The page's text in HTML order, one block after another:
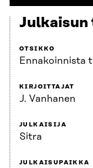
Julkaisun
OTSIKKO
Ennakoinnista
KIRJOITTAJAT
J. Vanhanen
JULKAISIJA
Sitra
JULKAISUPAIKKA